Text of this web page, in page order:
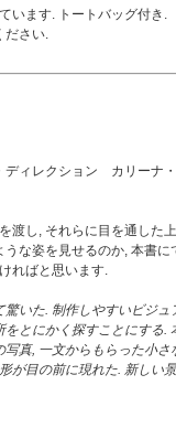
います. トートバッグ付き.
ださい.
ディレクション カリー
し, それらに目を通した
な姿を見せるのか, 本書
ればと思います.
いた. 制作しやすいビジ
とにかく探すことにする
真, 一文からもらった小
目の前に現れた. 新しい